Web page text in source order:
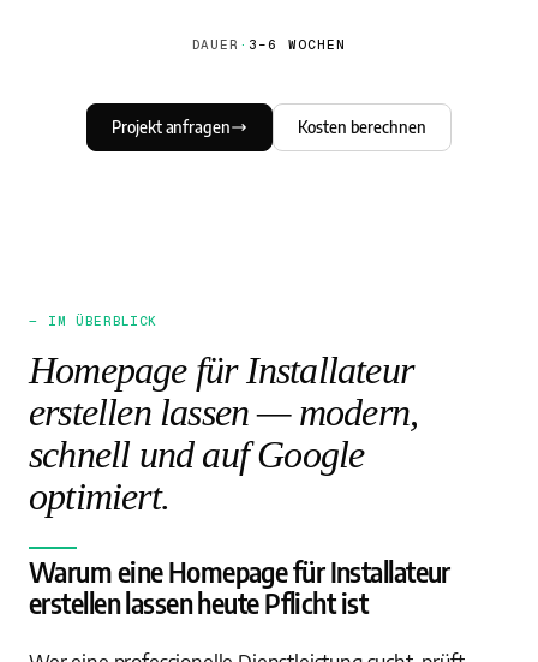
DAUER · 3–6 WOCHEN
Projekt anfragen Kosten berechnen
— IM ÜBERBLICK
Homepage für Installateur
erstellen lassen — modern,
schnell und auf Google
optimiert.
Warum eine Homepage für Installateur
erstellen lassen heute Pflicht ist